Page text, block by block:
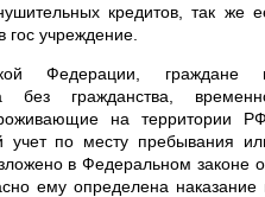
кредитов, так же
гос учреждение.
Федерации, граждане
гражданства,
на территории РФ,
учет по месту пребывания
в Федеральном законе
ему определена наказание